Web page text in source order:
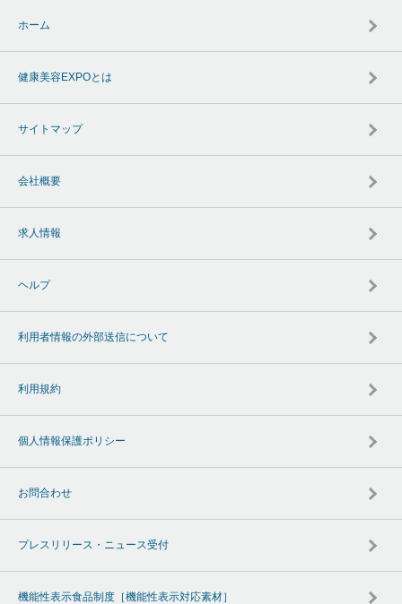
ホーム
健康美容EXPOとは
サイトマップ
会社概要
求人情報
ヘルプ
利用者情報の外部送信について
利用規約
個人情報保護ポリシー
お問合わせ
プレスリリース・ニュース受付
機能性表示食品制度［機能性表示対応素材］